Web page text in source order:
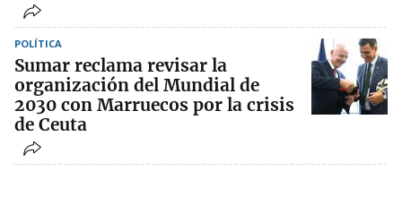
POLÍTICA
Sumar reclama revisar la
organización del Mundial de
2030 con Marruecos por la crisis
de Ceuta